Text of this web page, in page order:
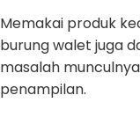
Memakai produk
burung walet juga
masalah
penampilan.